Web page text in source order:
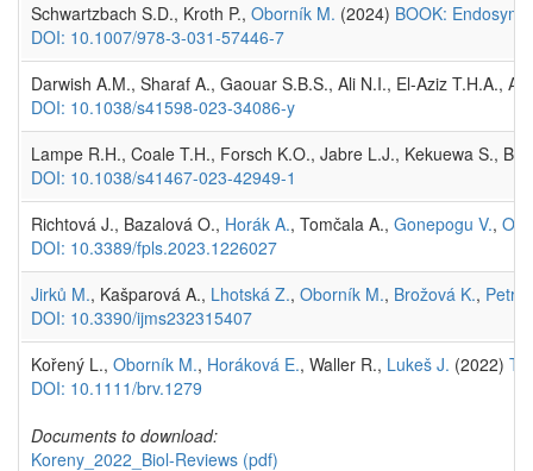
Schwartzbach S.D., Kroth P., Oborník M. (2024) BOOK:
DOI: 10.1007/978-3-031-57446-7
Darwish A.M., Sharaf A., Gaouar S.B.S., Ali N.I., El-Aziz T.H.A.,
DOI: 10.1038/s41598-023-34086-y
Lampe R.H., Coale T.H., Forsch K.O., Jabre L.J., Kekuewa S.,
DOI: 10.1038/s41467-023-42949-1
Richtová J., Bazalová O., Horák A., Tomčala A., Gonepogu V.,
DOI: 10.3389/fpls.2023.1226027
Jirků M., Kašparová A., Lhotská Z., Oborník M., Brožová K.,
DOI: 10.3390/ijms232315407
Kořený L., Oborník M., Horáková E., Waller R., Lukeš J. (2022)
DOI: 10.1111/brv.1279
Documents to download:
Koreny_2022_Biol-Reviews (pdf)